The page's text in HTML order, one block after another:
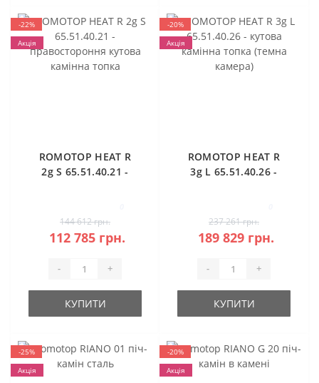
-22%
Акція
ROMOTOP HEAT R
2g S 65.51.40.21 -
топка
144 612 грн.
112 785 грн.
- +
КУПИТИ
-20%
Акція
ROMOTOP HEAT R
3g L 65.51.40.26 -
камера)
237 261 грн.
189 829 грн.
- +
КУПИТИ
-25%
Акція
-20%
Акція